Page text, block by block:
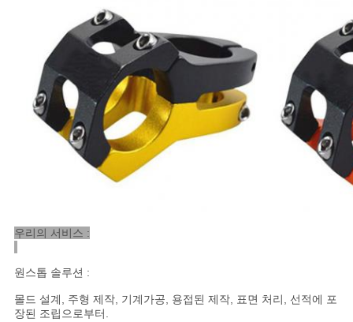
우리의 서비스 :
원스톱 솔루션 :
몰드 설계, 주형 제작, 기계가공, 용접된 제작, 표면 처리, 선적에 포
장된 조립으로부터.